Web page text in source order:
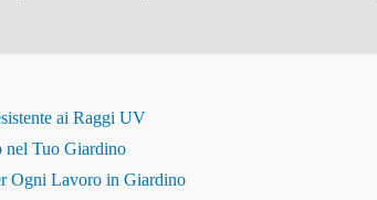
ai Raggi UV
nel Tuo Giardino
Ogni Lavoro in Giardino